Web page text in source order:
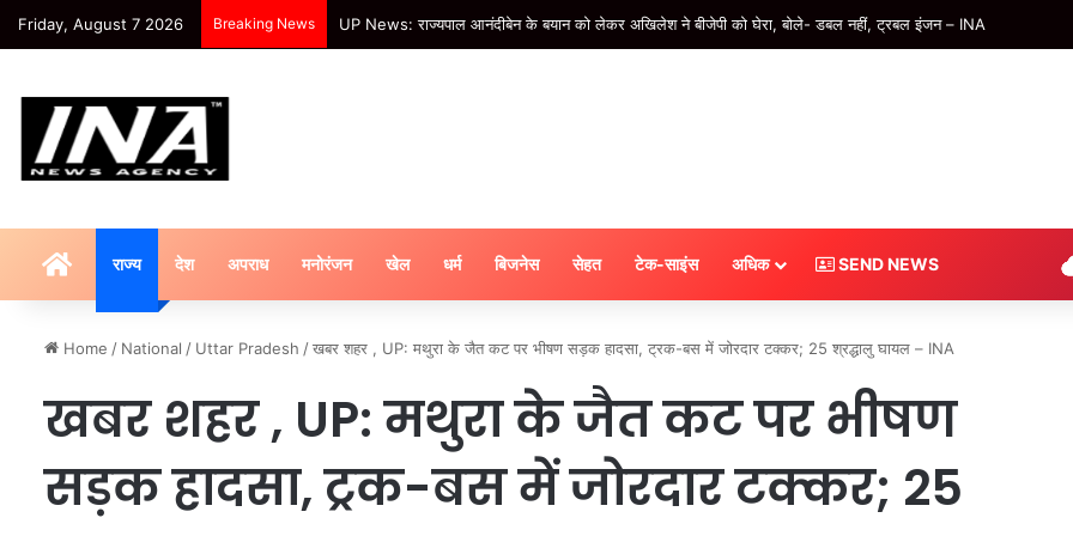
Friday, August 7 2026 Breaking News खबर शहर , बेरहम बहू: बुजुर्ग सास को बेरहमी से पीटा, मायके वालों ने भी दिया साथ; ससुर को भी नहीं बख्शा – INA
HOMEराज्य देश अपराध मनोरंजन खेल धर्म बिजनेस सेहत टेक-साइंस अधिक SEND NEWS
Home / National / Uttar Pradesh /खबर शहर , UP: मथुरा के जैत कट पर भीषण सड़क हादसा, ट्रक-बस में जोरदार टक्कर; 25 श्रद्धालु घायल – INA
खबर शहर , UP: मथुरा के जैत कट पर भीषण
सड़क हादसा, ट्रक-बस में जोरदार टक्कर; 25